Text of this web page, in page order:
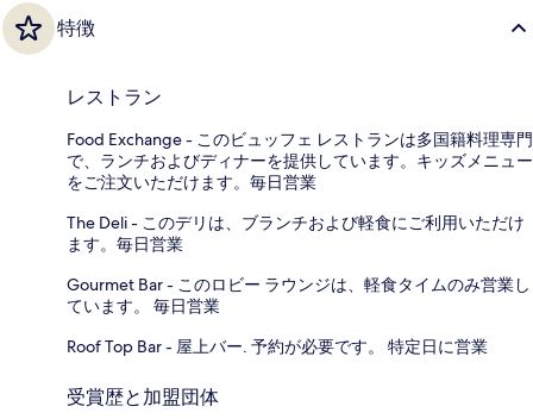
特徴
レストラン
Food Exchange - このビュッフェ レストランは多国籍料理専門
で、ランチおよびディナーを提供しています。キッズメニュー
をご注文いただけます。毎日営業
The Deli - このデリは、ブランチおよび軽食にご利用いただけ
ます。毎日営業
Gourmet Bar - このロビー ラウンジは、軽食タイムのみ営業し
ています。 毎日営業
Roof Top Bar - 屋上バー. 予約が必要です。 特定日に営業
受賞歴と加盟団体